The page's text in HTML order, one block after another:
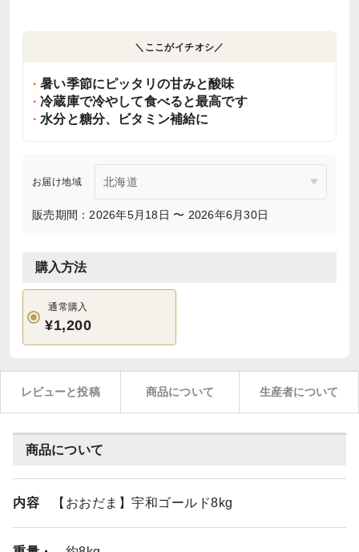
＼ここがイチオシ／
暑い季節にピッタリの甘みと酸味
冷蔵庫で冷やして食べると最高です
水分と糖分、ビタミン補給に
お届け地域
販売期間：2026年5月18日 〜 2026年6月30日
購入方法
通常購入
¥1,200
レビューと投稿 商品について 生産者について
商品について
内容 【おおだま】宇和ゴールド8kg